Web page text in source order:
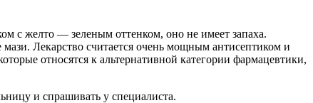
с желто — зеленым оттенком, оно не имеет запаха.
Лекарство считается очень мощным антисептиком и
относятся к альтернативной категории фармацевтики,
и спрашивать у специалиста.